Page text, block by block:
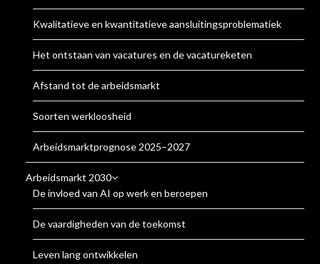
Kwalitatieve en kwantitatieve aansluitingsproblematiek
Het ontstaan van vacatures en de vacatureketen
Afstand tot de arbeidsmarkt
Soorten werkloosheid
Arbeidsmarktprognose 2025–2027
Arbeidsmarkt 2030
De invloed van AI op werk en beroepen
De vaardigheden van de toekomst
Leven lang ontwikkelen